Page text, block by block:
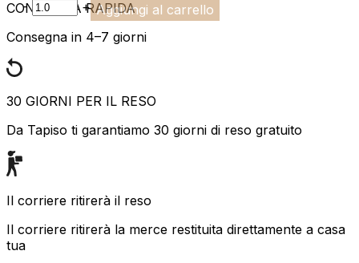
-
+ Aggiungi al carrello
CONSEGNA RAPIDA
Consegna in 4–7 giorni
30 GIORNI PER IL RESO
Da Tapiso ti garantiamo 30 giorni di reso gratuito
Il corriere ritirerà il reso
Il corriere ritirerà la merce restituita direttamente a casa
tua